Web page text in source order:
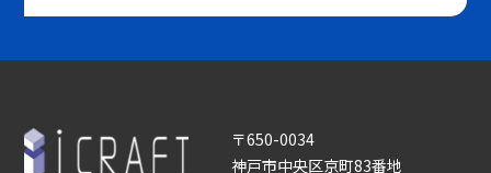
〒650-0034
神戸市中央区京町83番地